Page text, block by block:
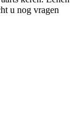
u nog vragen